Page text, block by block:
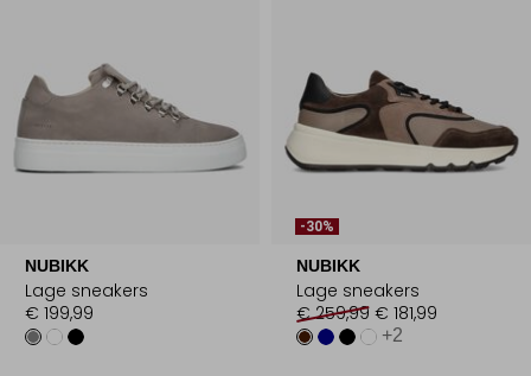
NUBIKK
Lage sneakers
€ 199,99
-30%
NUBIKK
Lage sneakers
€ 259,99 € 181,99
+2